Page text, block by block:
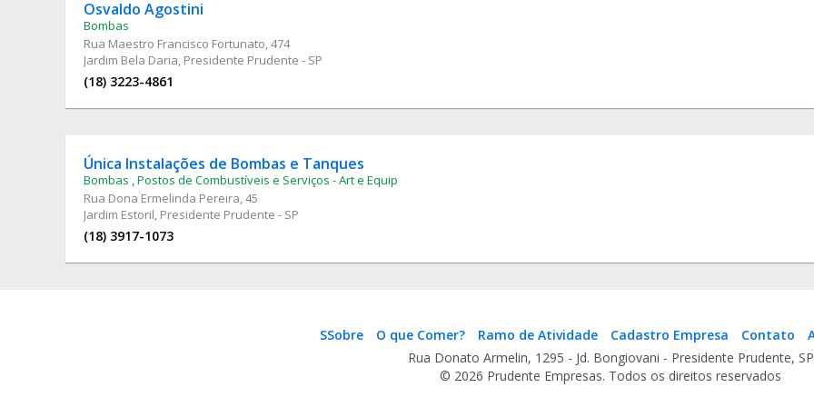
Osvaldo Agostini
Bombas
Rua Maestro Francisco Fortunato, 474
Jardim Bela Daria, Presidente Prudente - SP
(18) 3223-4861
Única Instalações de Bombas e Tanques
Bombas ,Postos de Combustíveis e Serviços - Art e Equip
Rua Dona Ermelinda Pereira, 45
Jardim Estoril, Presidente Prudente - SP
(18) 3917-1073
SSobre O que Comer? Ramo de Atividade Cadastro Empresa Contato
Rua Donato Armelin, 1295 - Jd. Bongiovani - Presidente Prudente, SP
© 2026 Prudente Empresas. Todos os direitos reservados